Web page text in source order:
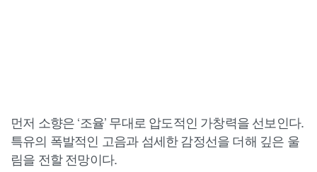
먼저 소향은 ‘조율’ 무대로 압도적인 가창력을 선보인다.
특유의 폭발적인 고음과 섬세한 감정선을 더해 깊은 울
림을 전할 전망이다.